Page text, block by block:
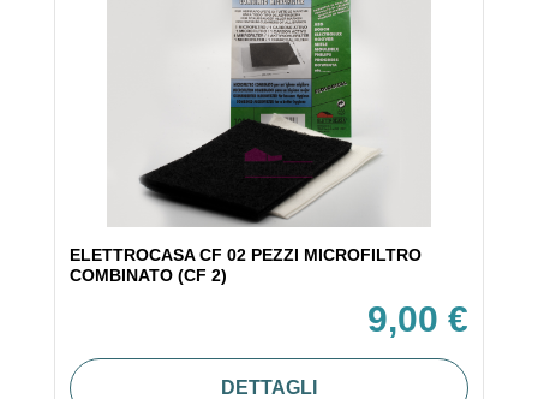
ELETTROCASA CF 02 PEZZI MICROFILTRO
COMBINATO (CF 2)
9,00 €
DETTAGLI